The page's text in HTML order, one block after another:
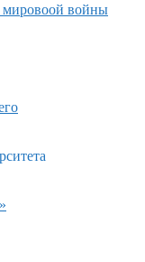
мировоой войны